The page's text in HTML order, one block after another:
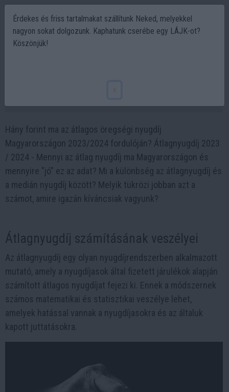
Hány forint ma az átlagos öregségi nyugdíj
Magyarországon 2023/2024 fordulóján? Átlagnyugdíj 2023
/ 2024 - Mennyi az átlag nyugdíj ma Magyarországon és
mennyire "jó" ez az adat? Mi a különbség az átlagnyugdíj és
a medián nyugdíj között? Melyik tükrözi jobban azt a
számot, amire igazán kíváncsiak vagyunk?
Átlagnyugdíj számításának veszélyei
Az átlagnyugdíj egy olyan nyugdíjrendszerben alkalmazott
mutató, amely a nyugdíjasok által fizetett járulékok alapján
számított átlagos nyugdíjat fejezi ki. Ennek a módszernek
számos matematikai és statisztikai veszélye lehet,
amelyek hatással vannak a nyugdíjasokra és az általuk
kapott juttatásokra.
Érdekes és friss tartalmakat szállítunk Neked, melyekkel
nagyon sokat dolgozunk. Kaphatunk cserébe egy LÁJK-ot?
Köszönjük!